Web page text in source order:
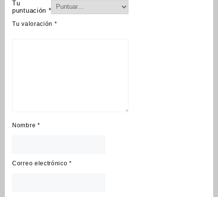
Tu
puntuación *
Tu valoración *
Nombre *
Correo electrónico*